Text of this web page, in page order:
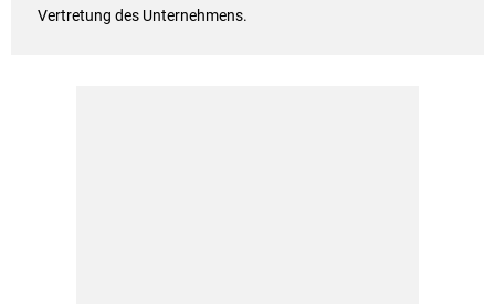
Vertretung des Unternehmens.